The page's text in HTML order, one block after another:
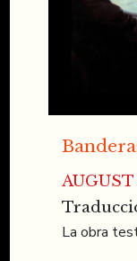
La obra